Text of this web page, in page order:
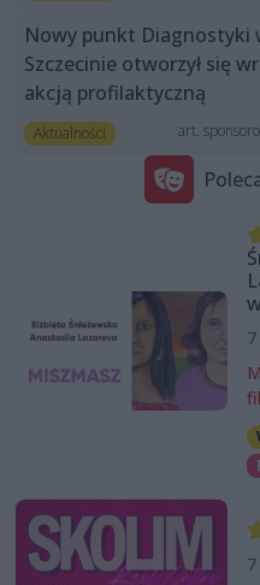
Nowy punkt Diagnostyki
Szczecinie otworzył się
akcją profilaktyczną
Aktualności art.